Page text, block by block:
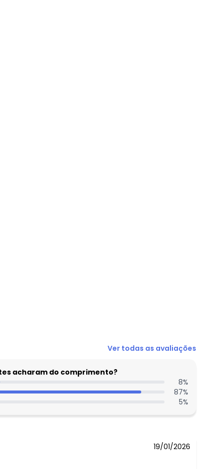
1 Peça
N/D*
R$ 39,99
N/D*
N/D*
R$ 39,99
Ver todas as avaliações
acharam do comprimento?
8%
87%
5%
19/01/2026